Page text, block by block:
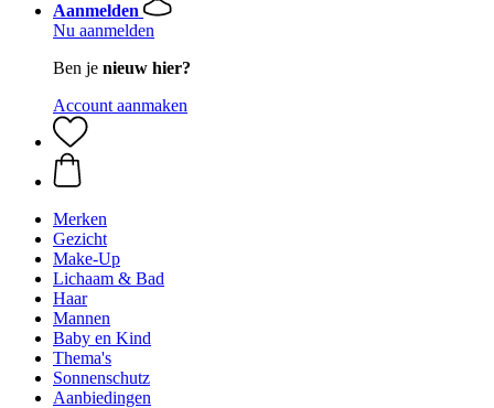
Aanmelden
Nu aanmelden
Ben je nieuw hier?
Account aanmaken
Merken
Gezicht
Make-Up
Lichaam & Bad
Haar
Mannen
Baby en Kind
Thema's
Sonnenschutz
Aanbiedingen